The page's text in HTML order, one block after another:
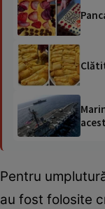
Pentru
au fost folosite